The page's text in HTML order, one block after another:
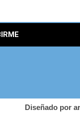
Diseñado por